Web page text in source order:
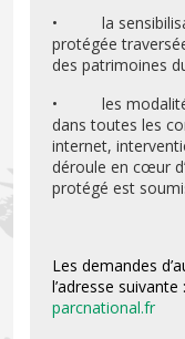
• la
protégée
des patrimoines
• les modalités
dans toutes les
internet,
déroule en cœur
protégé est
Les demandes
l’adresse suivante :
parcnational.fr